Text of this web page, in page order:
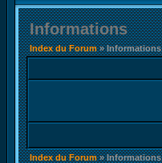
Informations
Index du Forum» Informations
Index du Forum» Informations